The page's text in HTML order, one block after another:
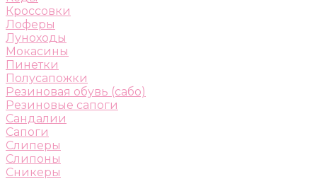
Кроссовки
Лоферы
Луноходы
Мокасины
Пинетки
Полусапожки
Резиновая обувь (сабо)
Резиновые сапоги
Сандалии
Сапоги
Слиперы
Слипоны
Сникеры